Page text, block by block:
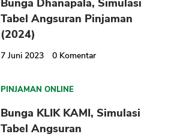
Bunga Dhanapala, Simulasi
Tabel Angsuran Pinjaman
(2024)
7 Juni 2023 0 Komentar
PINJAMAN ONLINE
Bunga KLIK KAMI, Simulasi
Tabel Angsuran